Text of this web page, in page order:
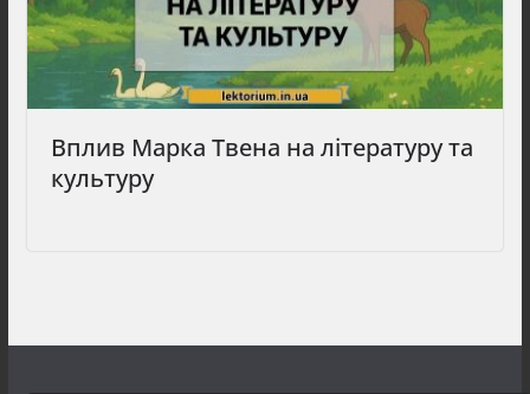
Вплив Марка Твена на літературу та
культуру